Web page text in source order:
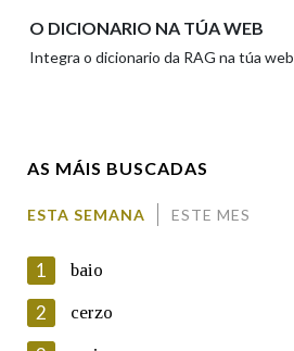
O DICIONARIO NA TÚA WEB
Integra o dicionario da RAG na túa web
AS MÁIS BUSCADAS
ESTA SEMANA ESTE MES
1 baio
2 cerzo